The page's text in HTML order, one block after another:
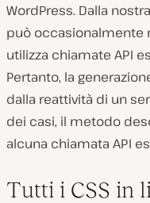
WordPress. Dalla
può occasionalmente
utilizza chiamate API
Pertanto, la
dalla reattività di un
dei casi, il metodo
alcuna chiamata API
Tutti i CSS in